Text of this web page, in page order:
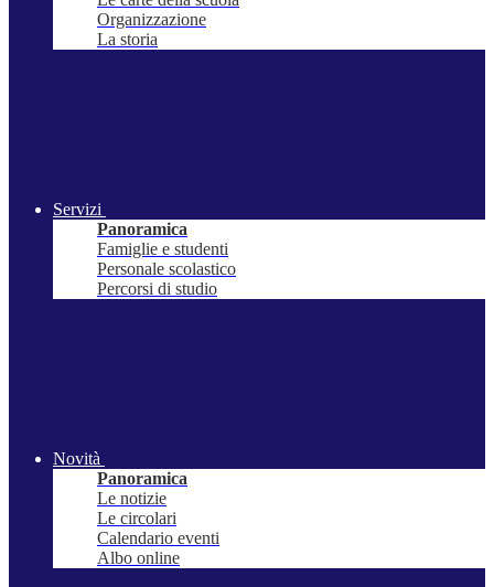
Organizzazione
La storia
Servizi
Panoramica
Famiglie e studenti
Personale scolastico
Percorsi di studio
Novità
Panoramica
Le notizie
Le circolari
Calendario eventi
Albo online